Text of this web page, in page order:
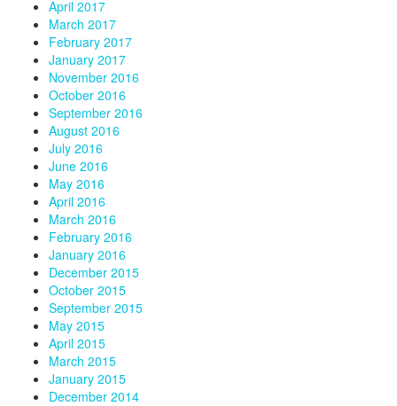
April 2017
March 2017
February 2017
January 2017
November 2016
October 2016
September 2016
August 2016
July 2016
June 2016
May 2016
April 2016
March 2016
February 2016
January 2016
December 2015
October 2015
September 2015
May 2015
April 2015
March 2015
January 2015
December 2014